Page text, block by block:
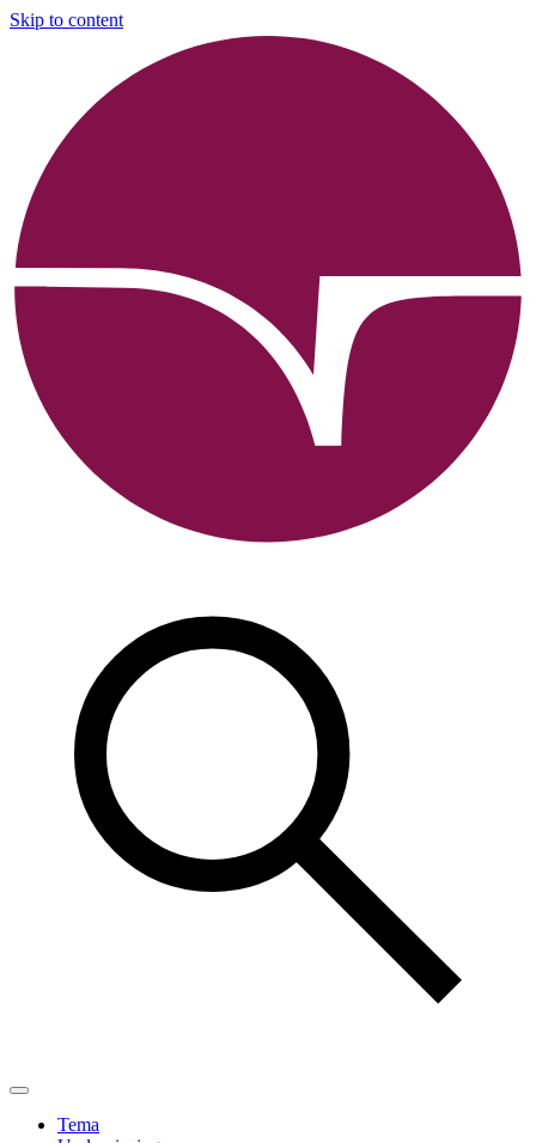
Skip to content
Tema